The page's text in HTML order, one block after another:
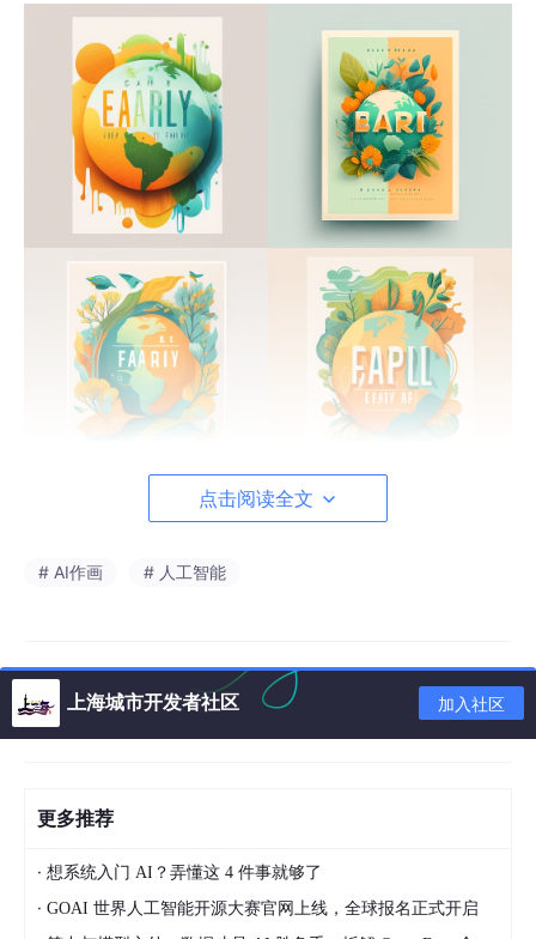
点击阅读全文
# AI作画 # 人工智能
上海城市开发者社区 加入社区
更多推荐
· 想系统入门 AI？弄懂这 4 件事就够了
· GOAI 世界人工智能开源大赛官网上线，全球报名正式开启